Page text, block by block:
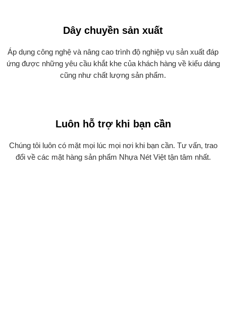
Dây chuyền sản xuất
Áp dụng công nghệ và nâng cao trình độ nghiệp vụ sản xuất đáp
ứng được những yêu cầu khắt khe của khách hàng về kiểu dáng
cũng như chất lượng sản phẩm.
Luôn hỗ trợ khi bạn cần
Chúng tôi luôn có mặt mọi lúc mọi nơi khi bạn cần. Tư vấn, trao
đổi về các mặt hàng sản phẩm Nhựa Nét Việt tận tâm nhất.